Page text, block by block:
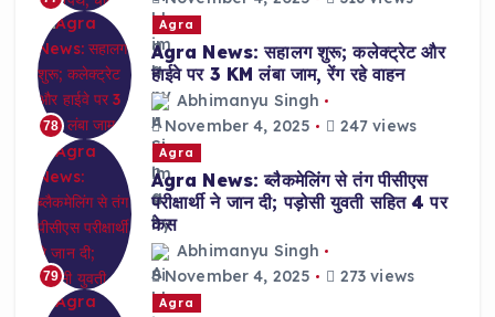
78
Agra
Agra News: सहालग शुरू; कलेक्ट्रेट और
हाईवे पर 3 KM लंबा जाम, रेंग रहे वाहन
Abhimanyu Singh
November 4, 2025
247 views
79
Agra
Agra News: ब्लैकमेलिंग से तंग पीसीएस
परीक्षार्थी ने जान दी; पड़ोसी युवती सहित 4 पर
केस
Abhimanyu Singh
November 4, 2025
273 views
Agra